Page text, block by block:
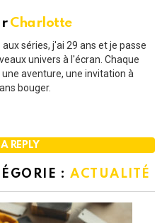
Charlotte
séries, j'ai 29 ans et je passe
univers à l'écran. Chaque
aventure, une invitation à
bouger.
REPLY
: ACTUALITÉ